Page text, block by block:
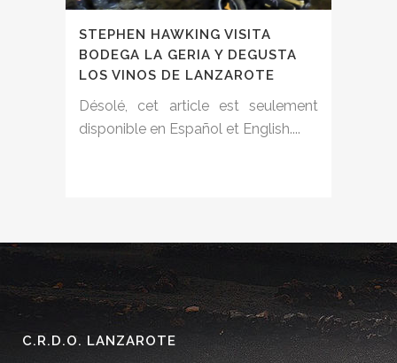
STEPHEN HAWKING VISITA
BODEGA LA GERIA Y DEGUSTA
LOS VINOS DE LANZAROTE
Désolé, cet article est seulement
disponible en Español et English....
C.R.D.O. LANZAROTE